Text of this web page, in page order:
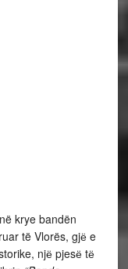
krye bandën
të Vlorës, gjё e
njё pjesё tё